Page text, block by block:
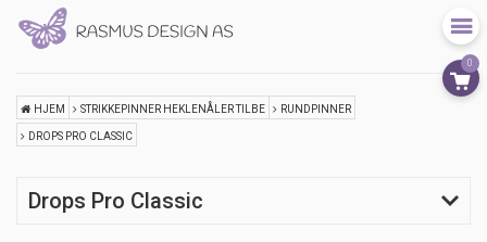
0
HJEM STRIKKEPINNER HEKLENÅLER TILBE RUNDPINNER
DROPS PRO CLASSIC
Drops Pro Classic